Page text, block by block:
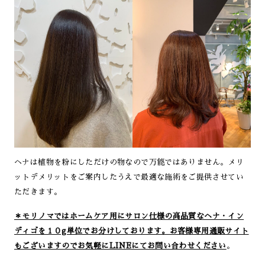
ヘナは植物を粉にしただけの物なので万能ではありません。メリ
ットデメリットをご案内したうえで最適な施術をご提供させてい
ただきます。
＊モリノマではホームケア用にサロン仕様の高品質なヘナ・イン
ディゴを１０g単位でお分けしております。お客様専用通販サイト
もございますのでお気軽にLINEにてお問い合わせください 。